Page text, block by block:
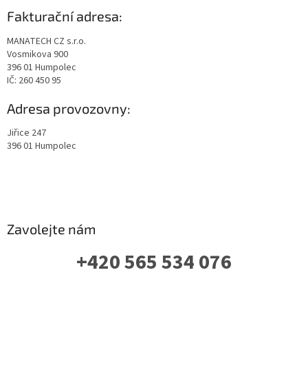
Fakturační adresa:
MANATECH CZ s.r.o.
Vosmikova 900
396 01 Humpolec
IČ: 260 450 95
Adresa provozovny:
Jiřice 247
396 01 Humpolec
Zavolejte nám
+420 565 534 076